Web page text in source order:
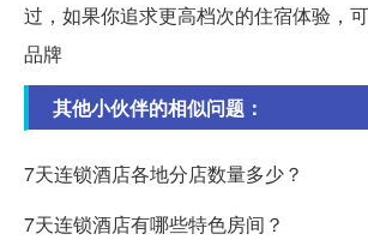
过，如果你追求更高档次的住宿体验，
品牌
其他小伙伴的相似问题：
7天连锁酒店各地分店数量多少？
7天连锁酒店有哪些特色房间？